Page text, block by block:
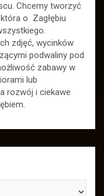
Chcemy tworzyć
o Zagłębiu
zdjęć, wycinków
podwaliny pod
zabawy w
lub
rozwój i ciekawe